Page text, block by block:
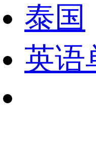
泰国
英语